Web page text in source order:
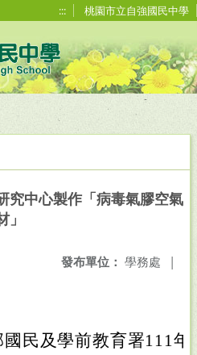
::: 桃園市立自強國民中學
究中心製作「病毒氣膠空氣
發布單位： 學務處 |
民及學前教育署111